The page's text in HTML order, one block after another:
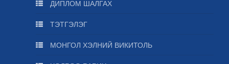
ДИПЛОМ ШАЛГАХ
ТЭТГЭЛЭГ
МОНГОЛ ХЭЛНИЙ ВИКИТОЛЬ